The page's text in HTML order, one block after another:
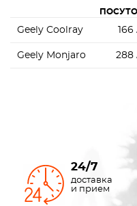
Geely Coolray 166
Geely Monjaro 288
24/7
доставка
и прием